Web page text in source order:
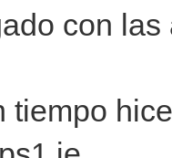
con
tiempo